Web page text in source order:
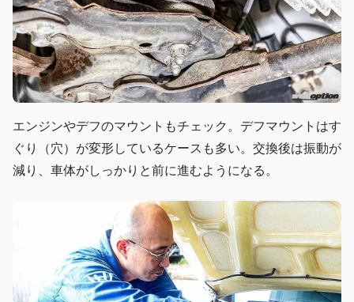
エンジンやデフのマウントもチェック。デフマウントはす
ぐり（穴）が変形しているケースも多い。交換後は振動が
減り、車体がしっかりと前に進むようになる。